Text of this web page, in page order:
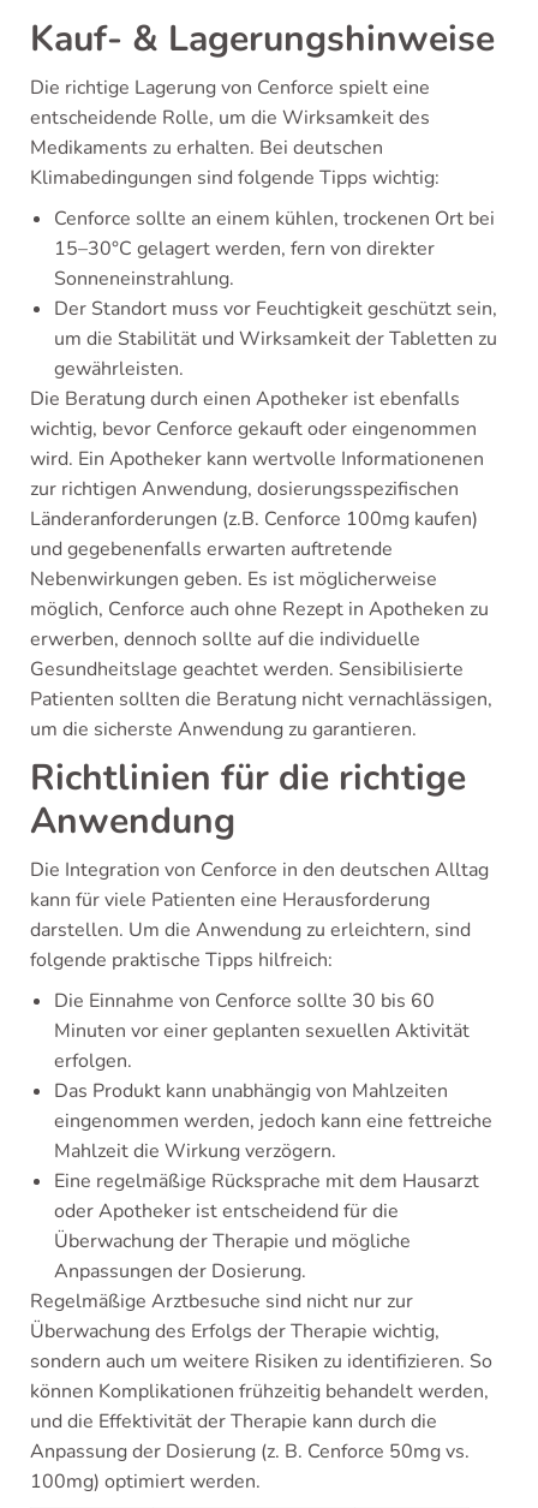
Kauf- & Lagerungshinweise
Die richtige Lagerung von Cenforce spielt eine
entscheidende Rolle, um die Wirksamkeit des
Medikaments zu erhalten. Bei deutschen
Klimabedingungen sind folgende Tipps wichtig:
Cenforce sollte an einem kühlen, trockenen Ort bei
15–30°C gelagert werden, fern von direkter
Sonneneinstrahlung.
Der Standort muss vor Feuchtigkeit geschützt sein,
um die Stabilität und Wirksamkeit der Tabletten zu
gewährleisten.
Die Beratung durch einen Apotheker ist ebenfalls
wichtig, bevor Cenforce gekauft oder eingenommen
wird. Ein Apotheker kann wertvolle Informationenen
zur richtigen Anwendung, dosierungsspezifischen
Länderanforderungen (z.B. Cenforce 100mg kaufen)
und gegebenenfalls erwarten auftretende
Nebenwirkungen geben. Es ist möglicherweise
möglich, Cenforce auch ohne Rezept in Apotheken zu
erwerben, dennoch sollte auf die individuelle
Gesundheitslage geachtet werden. Sensibilisierte
Patienten sollten die Beratung nicht vernachlässigen,
um die sicherste Anwendung zu garantieren.
Richtlinien für die richtige
Anwendung
Die Integration von Cenforce in den deutschen Alltag
kann für viele Patienten eine Herausforderung
darstellen. Um die Anwendung zu erleichtern, sind
folgende praktische Tipps hilfreich:
Die Einnahme von Cenforce sollte 30 bis 60
Minuten vor einer geplanten sexuellen Aktivität
erfolgen.
Das Produkt kann unabhängig von Mahlzeiten
eingenommen werden, jedoch kann eine fettreiche
Mahlzeit die Wirkung verzögern.
Eine regelmäßige Rücksprache mit dem Hausarzt
oder Apotheker ist entscheidend für die
Überwachung der Therapie und mögliche
Anpassungen der Dosierung.
Regelmäßige Arztbesuche sind nicht nur zur
Überwachung des Erfolgs der Therapie wichtig,
sondern auch um weitere Risiken zu identifizieren. So
können Komplikationen frühzeitig behandelt werden,
und die Effektivität der Therapie kann durch die
Anpassung der Dosierung (z. B. Cenforce 50mg vs.
100mg) optimiert werden.